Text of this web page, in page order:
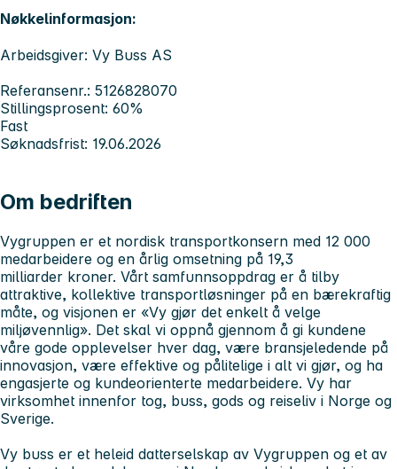
Nøkkelinformasjon:
Arbeidsgiver: Vy Buss AS
Referansenr.: 5126828070
Stillingsprosent: 60%
Fast
Søknadsfrist: 19.06.2026
Om bedriften
Vygruppen er et nordisk transportkonsern med 12 000
medarbeidere og en årlig omsetning på 19,3
milliarder kroner. Vårt samfunnsoppdrag er å tilby
attraktive, kollektive transportløsninger på en bærekraftig
måte, og visjonen er «Vy gjør det enkelt å velge
miljøvennlig». Det skal vi oppnå gjennom å gi kundene
våre gode opplevelser hver dag, være bransjeledende på
innovasjon, være effektive og pålitelige i alt vi gjør, og ha
engasjerte og kundeorienterte medarbeidere. Vy har
virksomhet innenfor tog, buss, gods og reiseliv i Norge og
Sverige.
Vy buss er et heleid datterselskap av Vygruppen og et av